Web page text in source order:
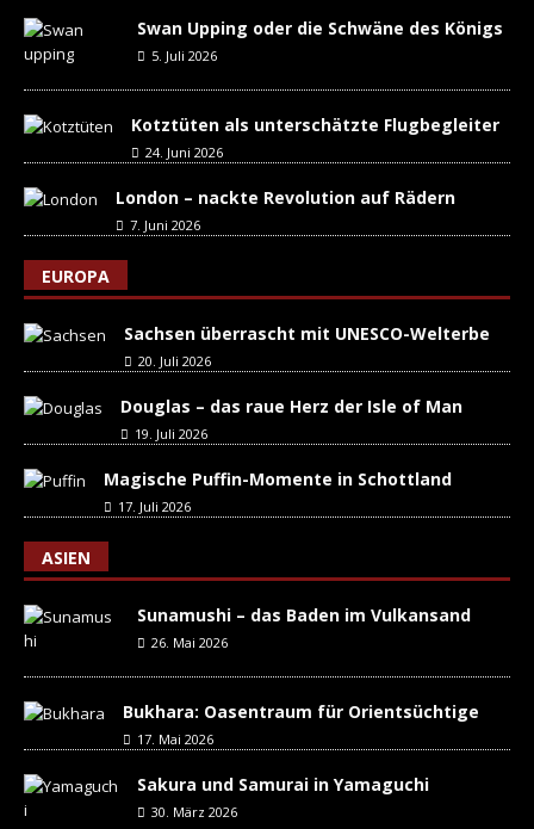
Swan Upping oder die Schwäne des Königs
5. Juli 2026
Kotztüten als unterschätzte Flugbegleiter
24. Juni 2026
London – nackte Revolution auf Rädern
7. Juni 2026
EUROPA
Sachsen überrascht mit UNESCO-Welterbe
20. Juli 2026
Douglas – das raue Herz der Isle of Man
19. Juli 2026
Magische Puffin-Momente in Schottland
17. Juli 2026
ASIEN
Sunamushi – das Baden im Vulkansand
26. Mai 2026
Bukhara: Oasentraum für Orientsüchtige
17. Mai 2026
Sakura und Samurai in Yamaguchi
30. März 2026